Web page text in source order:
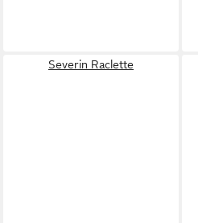
Severin Raclette